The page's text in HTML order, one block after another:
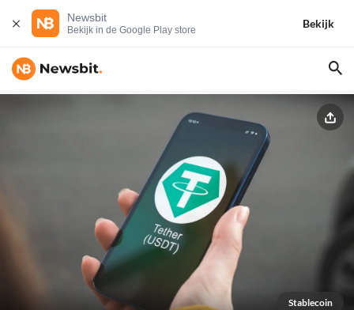
Newsbit
Bekijk in de Google Play store
Bekijk
Stablecoin